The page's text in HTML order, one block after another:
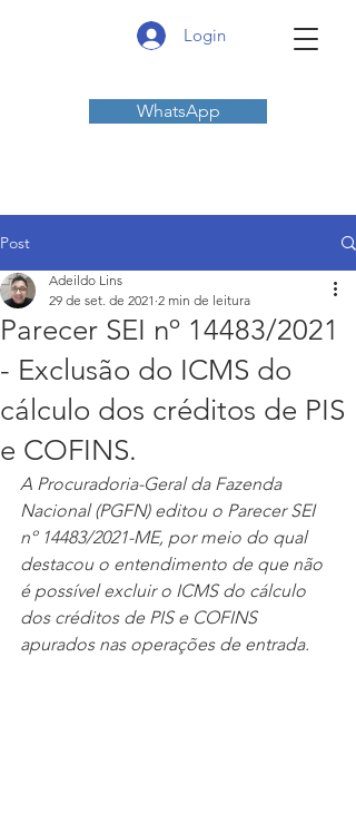
Login
WhatsApp
Post
Parecer SEI nº 14483/2021
- Exclusão do ICMS do
cálculo dos créditos de PIS
e COFINS.
Adeildo Lins
29 de set. de 2021 2 min de leitura
A Procuradoria-Geral da Fazenda
Nacional (PGFN) editou o Parecer SEI
nº 14483/2021-ME, por meio do qual
destacou o entendimento de que não
é possível excluir o ICMS do cálculo
dos créditos de PIS e COFINS
apurados nas operações de entrada.